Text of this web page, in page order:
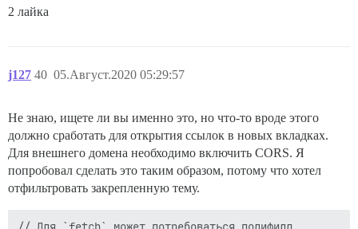
2 лайка
j127 05.Август.2020 05:29:57
40
Не знаю, ищете ли вы именно это, но что-то вроде этого
должно сработать для открытия ссылок в новых вкладках.
Для внешнего домена необходимо включить CORS. Я
попробовал сделать это таким образом, потому что хотел
отфильтровать закрепленную тему.